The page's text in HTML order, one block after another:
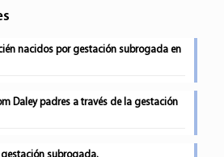
nacidos por gestación subrogada en
Daley padres a través de la gestación